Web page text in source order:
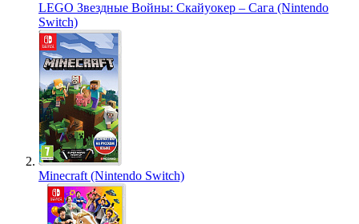
LEGO Звездные Войны: Скайуокер – Сага (Nintendo
Switch)
Minecraft (Nintendo Switch)